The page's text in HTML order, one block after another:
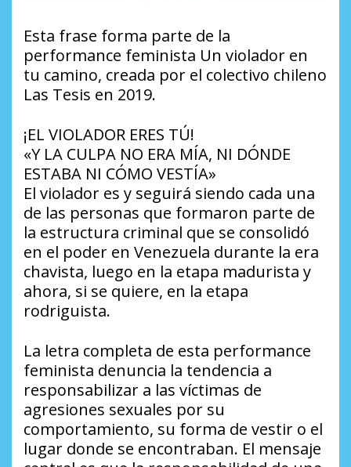
Esta frase forma parte de la
performance feminista Un violador en
tu camino, creada por el colectivo chileno
Las Tesis en 2019.
¡EL VIOLADOR ERES TÚ!
«Y LA CULPA NO ERA MÍA, NI DÓNDE
ESTABA NI CÓMO VESTÍA»
El violador es y seguirá siendo cada una
de las personas que formaron parte de
la estructura criminal que se consolidó
en el poder en Venezuela durante la era
chavista, luego en la etapa madurista y
ahora, si se quiere, en la etapa
rodriguista.
La letra completa de esta performance
feminista denuncia la tendencia a
responsabilizar a las víctimas de
agresiones sexuales por su
comportamiento, su forma de vestir o el
lugar donde se encontraban. El mensaje